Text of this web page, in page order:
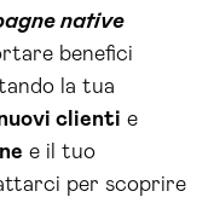
native
benefici
la tua
clienti e
e il tuo
per scoprire